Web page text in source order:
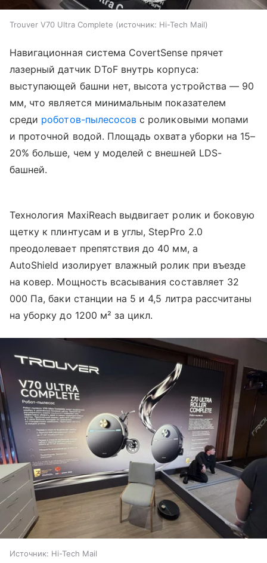
Trouver V70 Ultra Complete источник: Hi-Tech Mail
Навигационная система CovertSense прячет
лазерный датчик DToF внутрь корпуса:
выступающей башни нет, высота устройства — 90
мм, что является минимальным показателем
среди роботов-пылесосов с роликовыми мопами
и проточной водой. Площадь охвата уборки на 15–
20% больше, чем у моделей с внешней LDS-
башней.
Технология MaxiReach выдвигает ролик и боковую
щетку к плинтусам и в углы, StepPro 2.0
преодолевает препятствия до 40 мм, а
AutoShield изолирует влажный ролик при въезде
на ковер. Мощность всасывания составляет 32
000 Па, баки станции на 5 и 4,5 литра рассчитаны
на уборку до 1200 м² за цикл.
Источник: Hi-Tech Mail